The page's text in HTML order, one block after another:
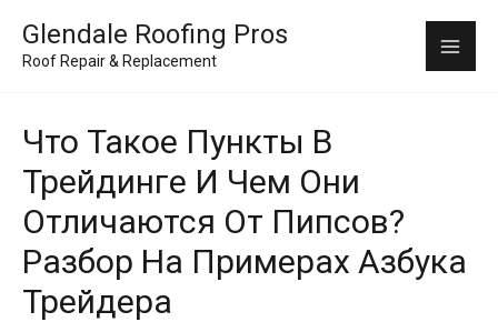
Glendale Roofing Pros
Roof Repair & Replacement
Что Такое Пункты В
Трейдинге И Чем Они
Отличаются От Пипсов?
Разбор На Примерах Азбука
Трейдера